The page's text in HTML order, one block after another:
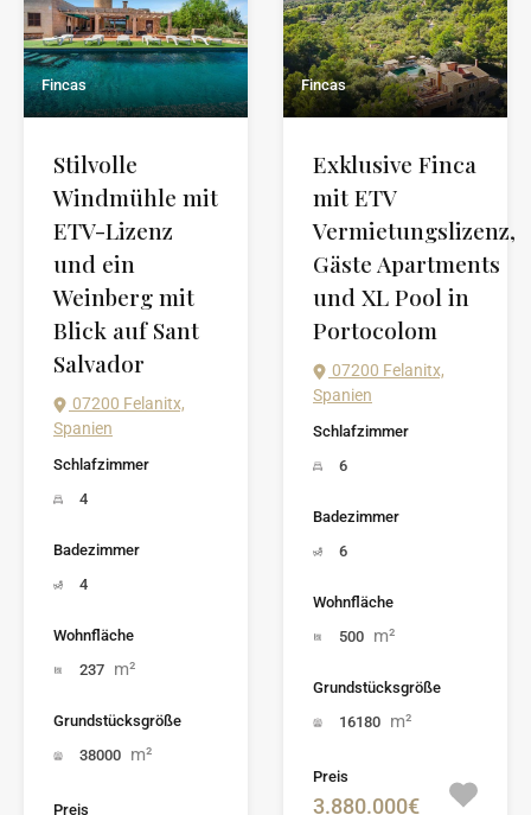
Fincas
Stilvolle
Windmühle mit
ETV-Lizenz
und ein
Weinberg mit
Blick auf Sant
Salvador
07200 Felanitx,
Spanien
Schlafzimmer
4
Badezimmer
4
Wohnfläche
237 m²
Grundstücksgröße
38000 m²
Preis
Fincas
Exklusive Finca
mit ETV
Vermietungslizenz,
Gäste Apartments
und XL Pool in
Portocolom
07200 Felanitx,
Spanien
Schlafzimmer
6
Badezimmer
6
Wohnfläche
500 m²
Grundstücksgröße
16180 m²
Preis
3.880.000€